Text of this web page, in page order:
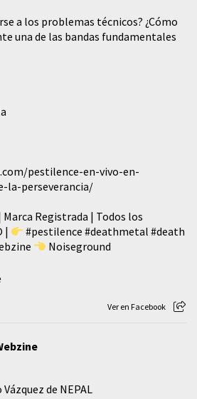
a los problemas técnicos? ¿Cómo
una de las bandas fundamentales
pestilence-en-vivo-en-
la-perseverancia/
Registrada | Todos los
|
#pestilence #deathmetal #death
Noiseground
Ver en Facebook
de NEPAL